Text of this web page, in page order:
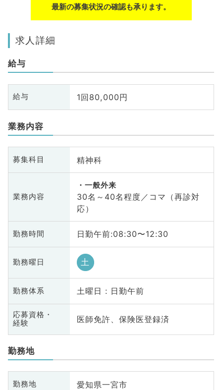
最新の募集状況の確認も承ります。
求人詳細
給与
給与 1回80,000円
業務内容
募集科目 精神科
業務内容
一般外来
30名～40名程度／コマ（再診対
応）
勤務時間 日勤午前:08:30〜12:30
勤務曜日 土
勤務体系 土曜日 : 日勤午前
応募資格・
経験
医師免許、保険医登録済
勤務地
勤務地 愛知県一宮市